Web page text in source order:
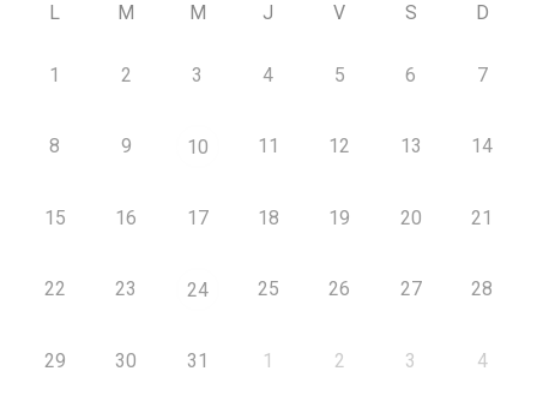
L M M J V S D
1 2 3 4 5 6 7
8 9 10 11 12 13 14
15 16 17 18 19 20 21
22 23 24 25 26 27 28
29 30 31 1 2 3 4